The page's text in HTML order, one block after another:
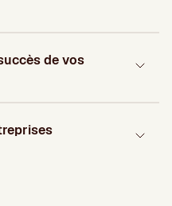
de vos